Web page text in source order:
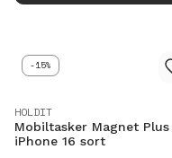
-15%
HOLDIT
Mobiltasker Magnet Plus
iPhone 16 sort